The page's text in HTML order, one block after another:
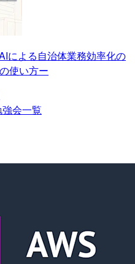
による自治体業務効率化の
使い方ー
会一覧